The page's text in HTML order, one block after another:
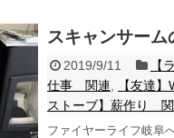
スキャンサー
2019/9/11 【
仕事 関連
【友達
ストーブ】薪作り
ファイヤーライフ岐阜